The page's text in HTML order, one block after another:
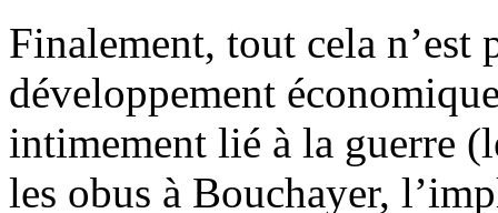
Finalement, tout cela n’est
développement
intimement lié à la guerre
les obus à Bouchayer,